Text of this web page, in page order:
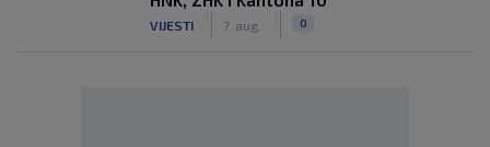
VIJESTI 7. aug. 0